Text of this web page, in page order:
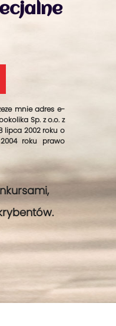
mnie adres e-
Sp. z o.o. z
lipca 2002 roku o
roku prawo